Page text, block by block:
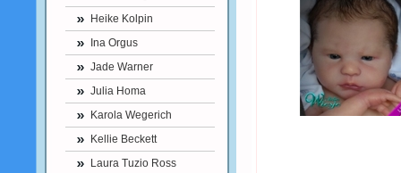
Heike Kolpin
Ina Orgus
Jade Warner
Julia Homa
Karola Wegerich
Kellie Beckett
Laura Tuzio Ross